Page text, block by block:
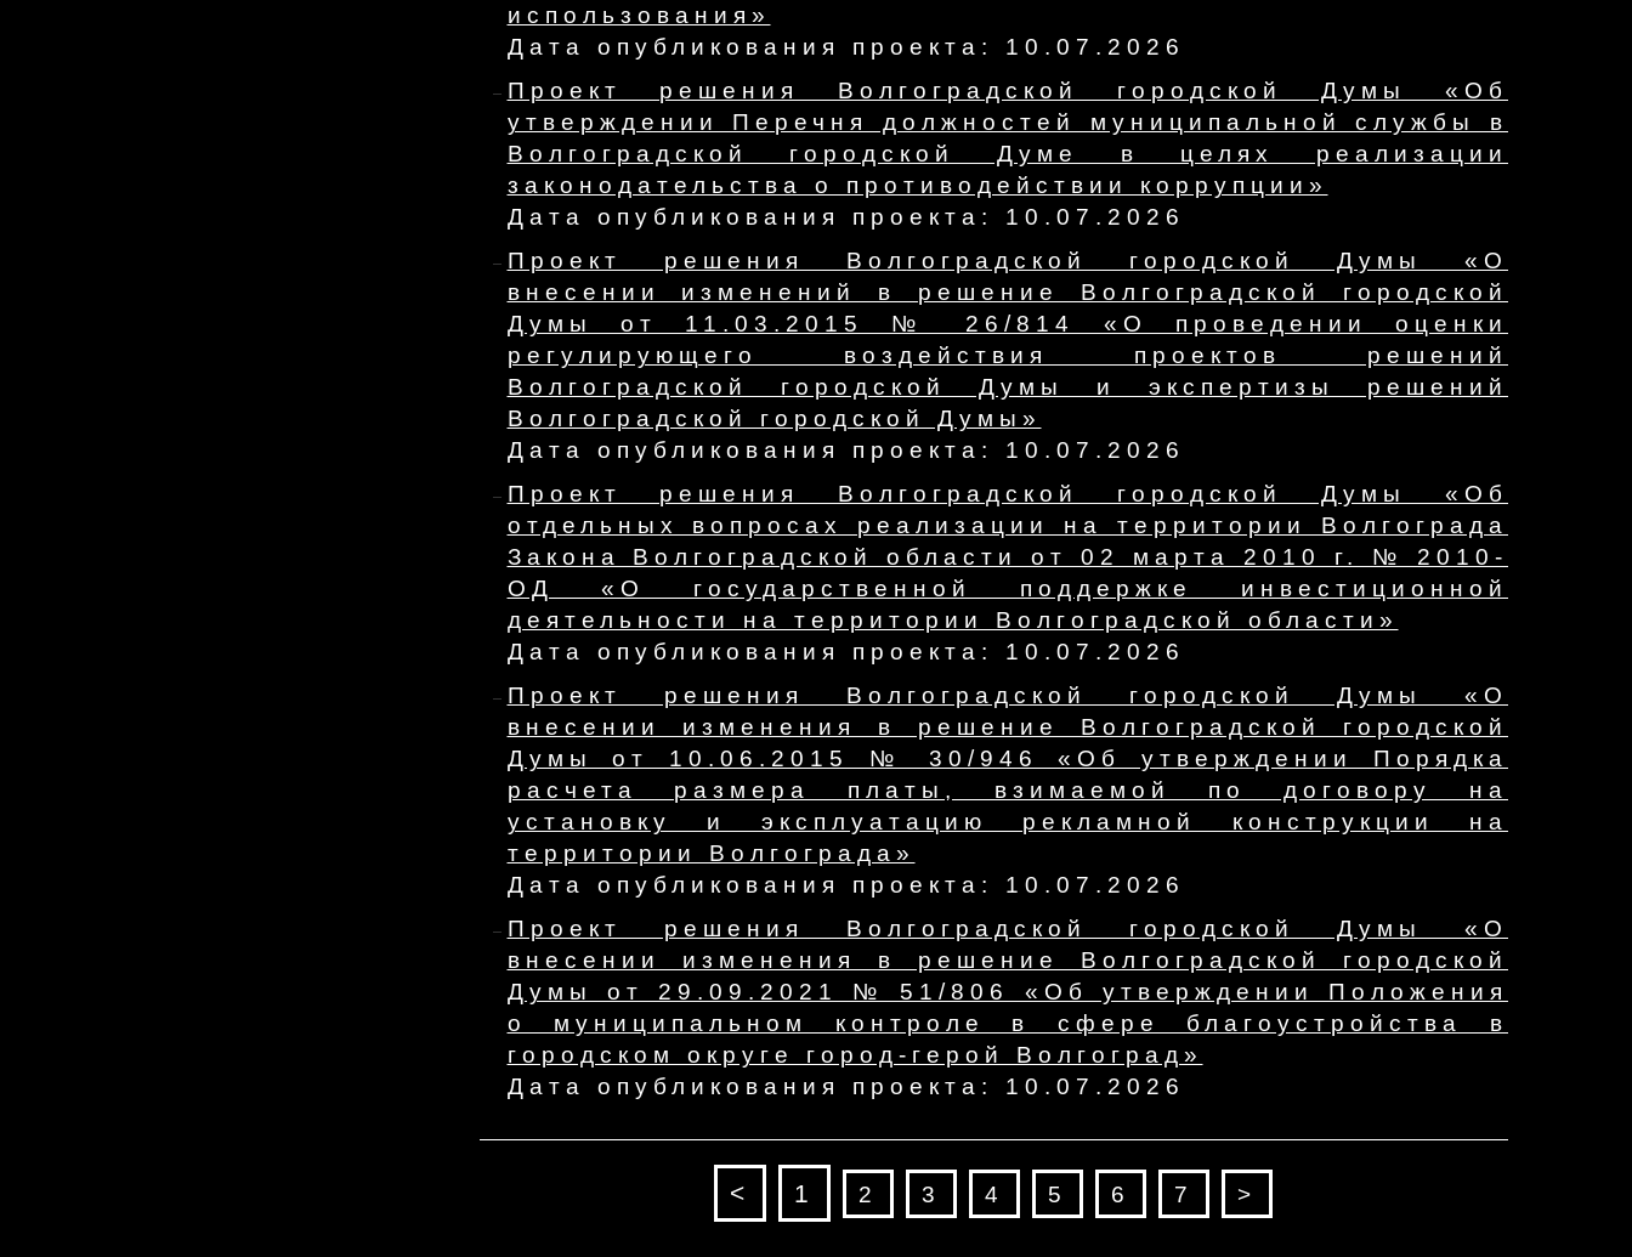
использования»
Дата опубликования проекта: 10.07.2026
Проект решения Волгоградской городской Думы «Об
утверждении Перечня должностей муниципальной службы в
Волгоградской городской Думе в целях реализации
законодательства о противодействии коррупции»
Дата опубликования проекта: 10.07.2026
Проект решения Волгоградской городской Думы «О
внесении изменений в решение Волгоградской городской
Думы от 11.03.2015 № 26/814 «О проведении оценки
регулирующего воздействия проектов решений
Волгоградской городской Думы и экспертизы решений
Волгоградской городской Думы»
Дата опубликования проекта: 10.07.2026
Проект решения Волгоградской городской Думы «Об
отдельных вопросах реализации на территории Волгограда
Закона Волгоградской области от 02 марта 2010 г. № 2010-
ОД «О государственной поддержке инвестиционной
деятельности на территории Волгоградской области»
Дата опубликования проекта: 10.07.2026
Проект решения Волгоградской городской Думы «О
внесении изменения в решение Волгоградской городской
Думы от 10.06.2015 № 30/946 «Об утверждении Порядка
расчета размера платы, взимаемой по договору на
установку и эксплуатацию рекламной конструкции на
территории Волгограда»
Дата опубликования проекта: 10.07.2026
Проект решения Волгоградской городской Думы «О
внесении изменения в решение Волгоградской городской
Думы от 29.09.2021 № 51/806 «Об утверждении Положения
о муниципальном контроле в сфере благоустройства в
городском округе город-герой Волгоград»
Дата опубликования проекта: 10.07.2026
< 1 2 3 4 5 6 7 >